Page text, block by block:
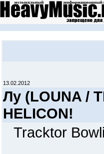
13.02.2012
Лу (LOUNA /
HELICON!
Tracktor